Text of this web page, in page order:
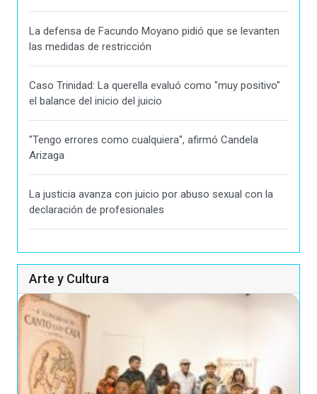
La defensa de Facundo Moyano pidió que se levanten
las medidas de restricción
Caso Trinidad: La querella evaluó como "muy positivo"
el balance del inicio del juicio
"Tengo errores como cualquiera", afirmó Candela
Arizaga
La justicia avanza con juicio por abuso sexual con la
declaración de profesionales
Arte y Cultura